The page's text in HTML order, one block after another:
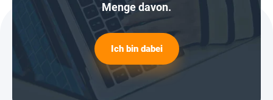
Menge davon.
Ich bin dabei